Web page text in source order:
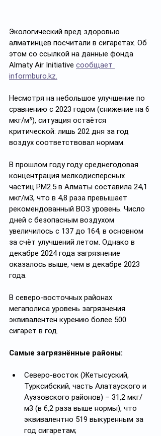
Экологический вред здоровью
алматинцев посчитали в сигаретах. Об
этом со ссылкой на данные фонда
Almaty Air Initiative сообщает
informburo.kz.
Несмотря на небольшое улучшение по
сравнению с 2023 годом (снижение на 6
мкг/м³), ситуация остаётся
критической: лишь 202 дня за год
воздух соответствовал нормам.
В прошлом году году среднегодовая
концентрация мелкодисперсных
частиц PM2.5 в Алматы составила 24,1
мкг/м3, что в 4,8 раза превышает
рекомендованный ВОЗ уровень. Число
дней с безопасным воздухом
увеличилось с 137 до 164, в основном
за счёт улучшений летом. Однако в
декабре 2024 года загрязнение
оказалось выше, чем в декабре 2023
года.
В северо-восточных районах
мегаполиса уровень загрязнения
эквивалентен курению более 500
сигарет в год.
Самые загрязнённые районы:
Северо-восток (Жетысуский,
Турксибский, часть Алатауского и
Ауэзовского районов) – 31,2 мкг/
м3 (в 6,2 раза выше нормы), что
эквивалентно 519 выкуренным за
год сигаретам;